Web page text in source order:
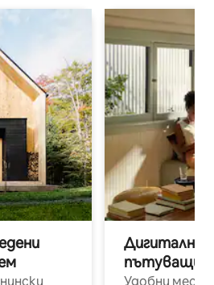
Дигитални
пътуващи
Удобни